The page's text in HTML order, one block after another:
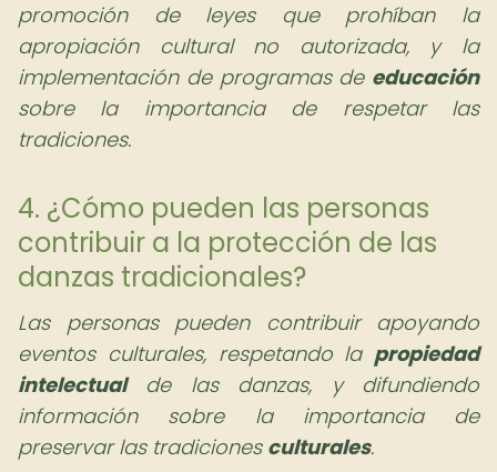
promoción de leyes que prohíban la
apropiación cultural no autorizada, y la
implementación de programas de educación
sobre la importancia de respetar las
tradiciones.
4. ¿Cómo pueden las personas
contribuir a la protección de las
danzas tradicionales?
Las personas pueden contribuir apoyando
eventos culturales, respetando la propiedad
intelectualde las danzas, y difundiendo
información sobre la importancia de
preservar las tradiciones culturales.